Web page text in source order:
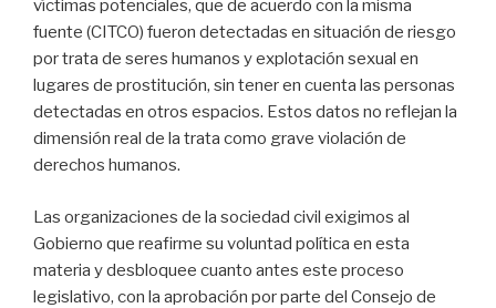
víctimas potenciales, que de acuerdo con la misma
fuente (CITCO) fueron detectadas en situación de riesgo
por trata de seres humanos y explotación sexual en
lugares de prostitución, sin tener en cuenta las personas
detectadas en otros espacios. Estos datos no reflejan la
dimensión real de la trata como grave violación de
derechos humanos.
Las organizaciones de la sociedad civil exigimos al
Gobierno que reafirme su voluntad política en esta
materia y desbloquee cuanto antes este proceso
legislativo, con la aprobación por parte del Consejo de